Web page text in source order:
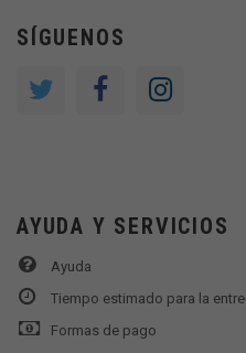
SÍGUENOS
AYUDA Y SERVICIOS
Ayuda
Tiempo estimado para la
Formas de pago